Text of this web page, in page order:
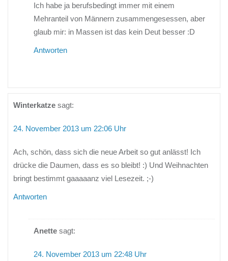
Ich habe ja berufsbedingt immer mit einem
Mehranteil von Männern zusammengesessen, aber
glaub mir: in Massen ist das kein Deut besser :D
Antworten
Winterkatze sagt:
24. November 2013 um 22:06 Uhr
Ach, schön, dass sich die neue Arbeit so gut anlässt! Ich
drücke die Daumen, dass es so bleibt! :) Und Weihnachten
bringt bestimmt gaaaaanz viel Lesezeit. ;-)
Antworten
Anette sagt:
24. November 2013 um 22:48 Uhr